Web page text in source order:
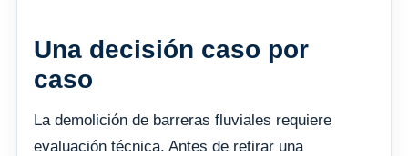
Una decisión caso por
caso
La demolición de barreras fluviales requiere
evaluación técnica. Antes de retirar una